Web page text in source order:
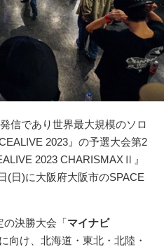
信であり世界最大規模のソロ
2023』の予選大会第2
2023 CHARISMAXⅡ』
(日)に大阪府大阪市のSPACE
の決勝大会「マイナビ
向け、北海道・東北・北陸・